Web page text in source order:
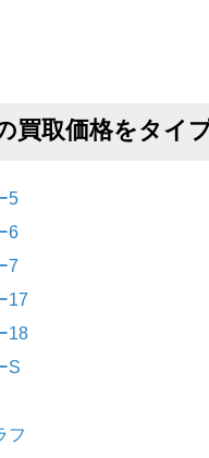
買取価格をタイ
5
6
7
17
18
S
フ